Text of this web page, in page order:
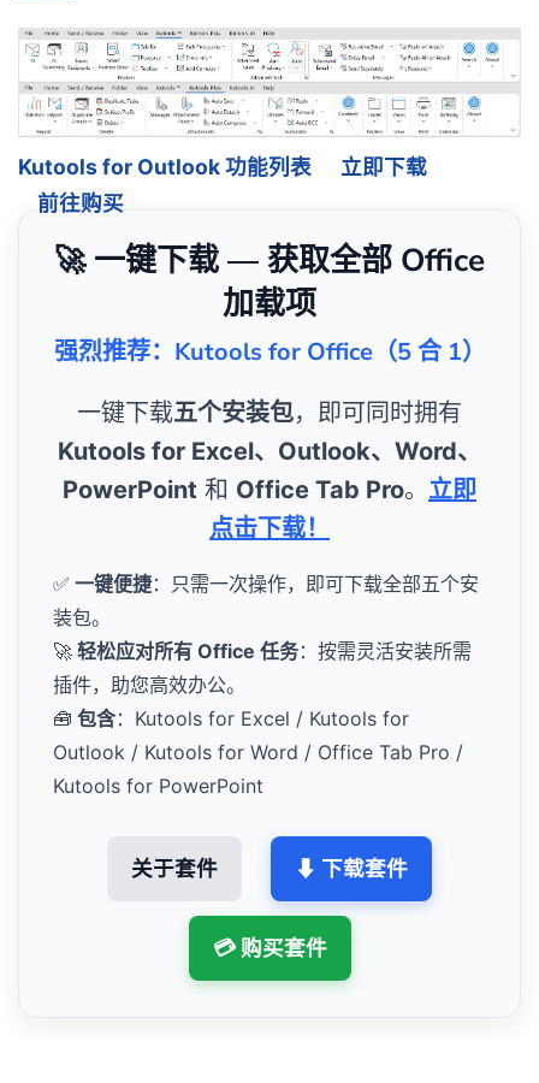
Kutools for Outlook 功能列表
立即下载
前往购买
🚀 一键下载 — 获取全部 Office
加载项
强烈推荐：Kutools for Office（5 合 1）
一键下载五个安装包，即可同时拥有
Kutools for Excel、Outlook、Word、
PowerPoint 和 Office Tab Pro。 立即
点击下载！
✅ 一键便捷：只需一次操作，即可下载全部五个安
装包。
🚀 轻松应对所有 Office 任务：按需灵活安装所需
插件，助您高效办公。
🧰 包含：Kutools for Excel / Kutools for
Outlook / Kutools for Word / Office Tab Pro /
Kutools for PowerPoint
关于套件 ⬇ 下载套件
💳 购买套件